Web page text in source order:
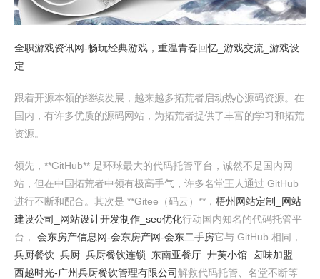
全职游戏资讯网-畅玩经典游戏，重温青春回忆_游戏交流_游戏设
定
跟着开源本领的继续发展，越来越多拓荒者启动热心源码资源。在
国内，有许多优质的源码网站，为拓荒者提供了丰富的学习和拓荒
资源。
领先，**GitHub** 是环球最大的代码托管平台，诚然不是国内网
站，但在中国拓荒者中领有极高手气，许多名堂王人通过 GitHub
进行不断和配合。其次是 **Gitee（码云）**， 梧州网站定制_网站
建设公司_网站设计开发制作_seo优化行动国内知名的代码托管平
台， 会东房产信息网-会东房产网-会东二手房它与 GitHub 相同，
兵厨餐饮_兵厨_兵厨餐饮连锁_东南亚餐厅_廾芙小馆_卤味加盟_
西越时光-广州兵厨餐饮管理有限公司解救代码托管、名堂不断等